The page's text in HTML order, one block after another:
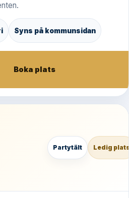
Syns på kommunsidan
Boka plats
Partytält Ledig